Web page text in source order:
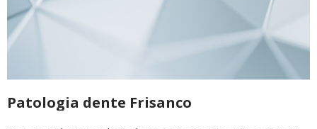
Patologia dente Frisanco